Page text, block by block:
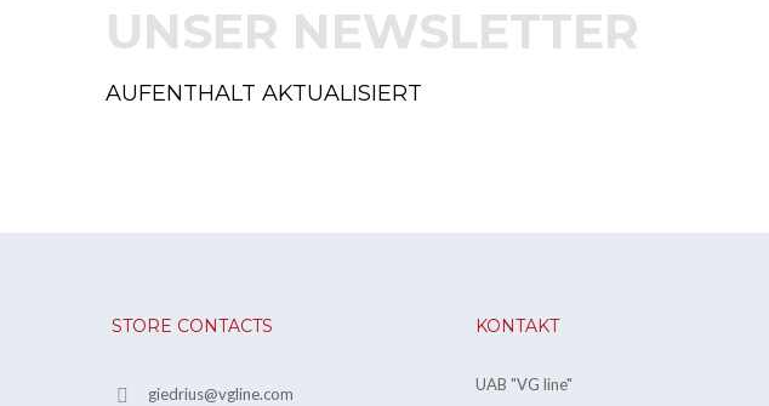
UNSER NEWSLETTER
AUFENTHALT AKTUALISIERT
STORE CONTACTS
giedrius@vgline.com
KONTAKT
UAB "VG line"